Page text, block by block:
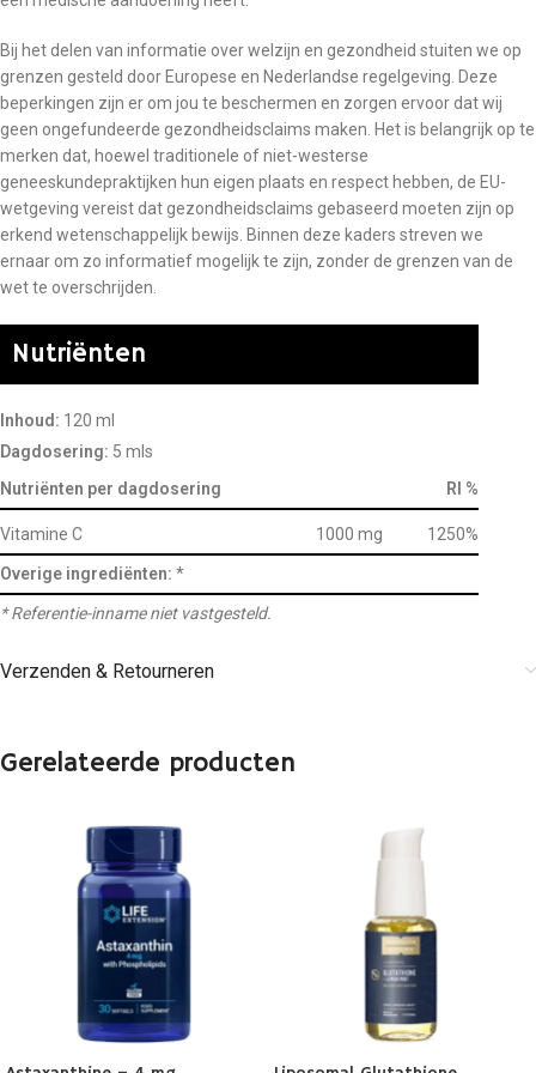
Bij het delen van informatie over welzijn en gezondheid stuiten we op
grenzen gesteld door Europese en Nederlandse regelgeving. Deze
beperkingen zijn er om jou te beschermen en zorgen ervoor dat wij
geen ongefundeerde gezondheidsclaims maken. Het is belangrijk op te
merken dat, hoewel traditionele of niet-westerse
geneeskundepraktijken hun eigen plaats en respect hebben, de EU-
wetgeving vereist dat gezondheidsclaims gebaseerd moeten zijn op
erkend wetenschappelijk bewijs. Binnen deze kaders streven we
ernaar om zo informatief mogelijk te zijn, zonder de grenzen van de
wet te overschrijden.
Nutriënten
Inhoud: 120 ml
Dagdosering: 5 mls
Nutriënten per dagdosering
RI %
Vitamine C 1000 mg 1250%
Overige ingrediënten: *
* Referentie-inname niet vastgesteld.
Verzenden & Retourneren
Gerelateerde producten